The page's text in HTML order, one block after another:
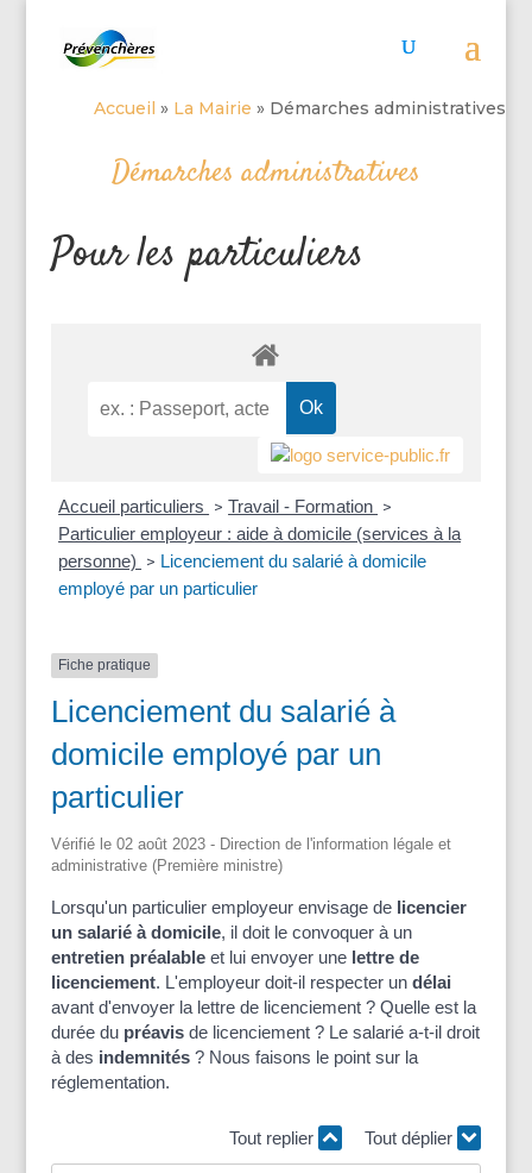
Accueil » La Mairie » Démarches administratives
Démarches administratives
Pour les particuliers
Accueil particuliers > Travail - Formation >
Particulier employeur : aide à domicile (services à la
personne)
> Licenciement du salarié à domicile
employé par un particulier
Fiche pratique
Licenciement du salarié à
domicile employé par un
particulier
Vérifié le 02 août 2023 - Direction de l'information légale et
administrative (Première ministre)
Lorsqu'un particulier employeur envisage de licencier
un salarié à domicile, il doit le convoquer à un
entretien préalableet lui envoyer une lettre de
licenciement. L'employeur doit-il respecter un délai
avant d'envoyer la lettre de licenciement ? Quelle est la
durée du préavisde licenciement ? Le salarié a-t-il droit
à des indemnités? Nous faisons le point sur la
réglementation.
Tout replier Tout déplier